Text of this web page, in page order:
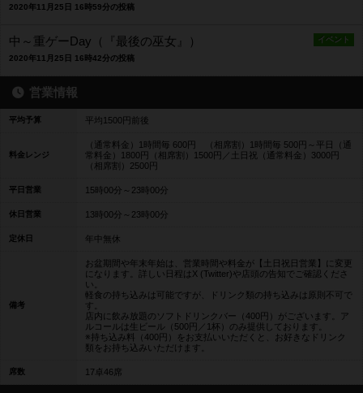
2020年11月25日 16時59分の投稿
イベント
中～重ゲーDay（『最後の巫女』）
2020年11月25日 16時42分の投稿
営業情報
平均予算 平均1500円前後
料金レンジ
（通常料金）1時間毎 600円 （相席割）1時間毎 500円～平日（通
常料金）1800円（相席割）1500円／土日祝（通常料金）3000円
（相席割）2500円
平日営業 15時00分～23時00分
休日営業 13時00分～23時00分
定休日 年中無休
備考
お盆期間や年末年始は、営業時間や料金が【土日祝日営業】に変更
になります。詳しい日程はX (Twitter)や店頭の告知でご確認くださ
い。
軽食の持ち込みは可能ですが、ドリンク類の持ち込みは原則不可で
す。
店内に飲み放題のソフトドリンクバー（400円）がございます。ア
ルコールは生ビール（500円／1杯）のみ提供しております。
※持ち込み料（400円）をお支払いいただくと、お好きなドリンク
類をお持ち込みいただけます。
席数 17卓46席